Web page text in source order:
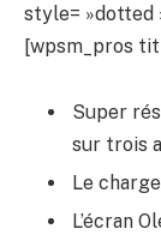
style= »dotted
[wpsm_pros
Super
sur trois
Le
L’écran